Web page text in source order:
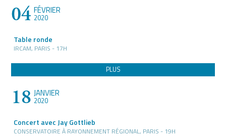
04 FÉVRIER
2020
Table ronde
IRCAM, PARIS - 17H
PLUS
18 JANVIER
2020
Concert avec Jay Gottlieb
CONSERVATOIRE À RAYONNEMENT RÉGIONAL, PARIS - 19H